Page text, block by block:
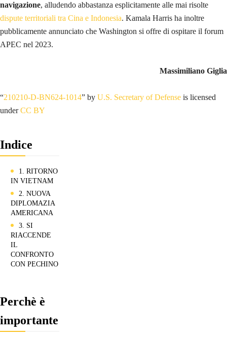
navigazione, alludendo abbastanza esplicitamente alle mai risolte
dispute territoriali tra Cina e Indonesia. Kamala Harris ha inoltre
pubblicamente annunciato che Washington si offre di ospitare il forum
APEC nel 2023.
Massimiliano Giglia
“210210-D-BN624-1014” by U.S. Secretary of Defense is licensed
underCC BY
Indice
1. RITORNO
IN VIETNAM
2. NUOVA
DIPLOMAZIA
AMERICANA
3. SI
RIACCENDE
IL
CONFRONTO
CON PECHINO
Perchè è
importante